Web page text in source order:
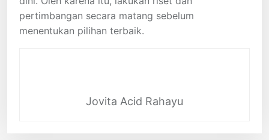
pertimbangan secara matang sebelum
menentukan pilihan terbaik.
Jovita Acid Rahayu